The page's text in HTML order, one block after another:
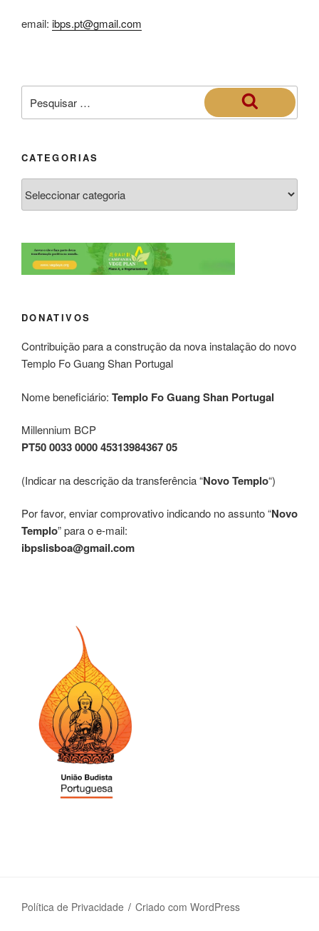
email: ibps.pt@gmail.com
CATEGORIAS
DONATIVOS
Contribuição para a construção da nova instalação do novo
Templo Fo Guang Shan Portugal
Nome beneficiário: Templo Fo Guang Shan Portugal
Millennium BCP
PT50 0033 0000 45313984367 05
(Indicar na descrição da transferência “Novo Templo“)
Por favor, enviar comprovativo indicando no assunto “Novo
Templo” para o e-mail:
ibpslisboa@gmail.com
Política de Privacidade Criado com WordPress